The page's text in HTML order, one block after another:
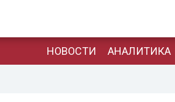
НОВОСТИ АНАЛИТИКА